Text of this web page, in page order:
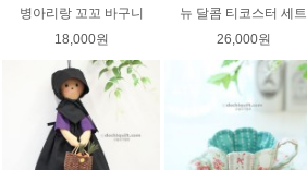
병아리랑 꼬꼬 바구니
18,000원
뉴 달콤 티코스터 세트
26,000원